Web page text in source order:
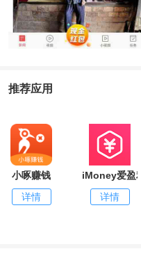
推荐应用
小啄赚钱
详情
iMoney爱盈利
详情